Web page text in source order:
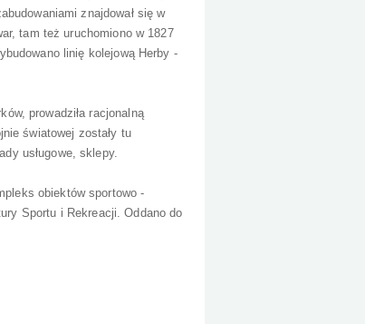
znajdował się w
tam też uruchomiono w 1827
linię kolejową Herby -
prowadziła racjonalną
światowej zostały tu
usługowe, sklepy.
obiektów sportowo -
Sportu i Rekreacji. Oddano do